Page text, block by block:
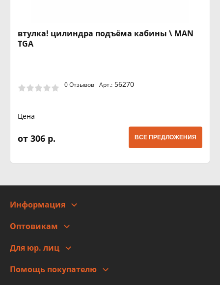
втулка! цилиндра подъёма кабины \ MAN
TGA
0 Отзывов Арт.: 56270
Цена
от 306 р. ВСЕ ПРЕДЛОЖЕНИЯ
Информация
Адреса
Новости
Правовая информация
Оптовикам
Для юр. лиц
Помощь покупателю